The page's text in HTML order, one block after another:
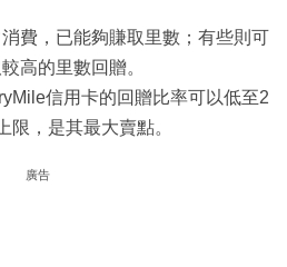
費，已能夠賺取里數；有些則可
高的里數回贈。
信用卡的回贈比率可以低至2
限，是其最大賣點。
廣告